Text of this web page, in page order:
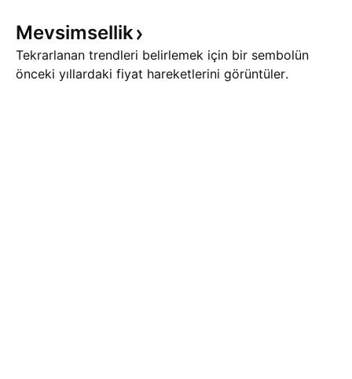
Mevsimsellik
Tekrarlanan trendleri belirlemek için bir sembolün
önceki yıllardaki fiyat hareketlerini görüntüler.